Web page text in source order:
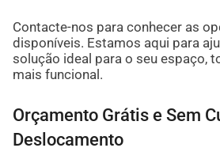
Contacte-nos para conhecer as
disponíveis. Estamos aqui para
solução ideal para o seu espaço,
mais funcional.
Orçamento Grátis e Sem
Deslocamento